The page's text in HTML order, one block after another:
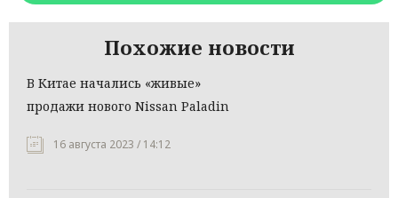
Похожие новости
В Китае начались «живые»
продажи нового Nissan Paladin
16 августа 2023 / 14:12